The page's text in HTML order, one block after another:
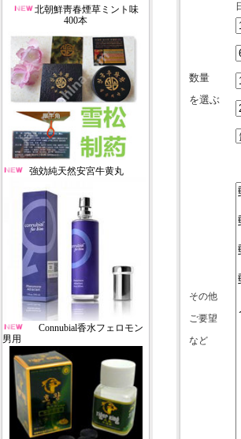
北朝鮮靑春煙草ミント味
400本
強効純天然安宮牛黄丸
Connubial香水フェロモン
男用
数量
を選ぶ
その他
ご要望
など